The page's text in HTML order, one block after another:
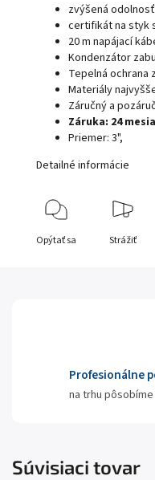
zvýšená
certifikát na styk
20 m napájací
Kondenzátor
Tepelná ochrana
Materiály
Záručný a
Záruka: 24
Priemer: 3",
Detailné informácie
Opýtať sa Strážiť
Profesionálne
na trhu
Súvisiaci tovar